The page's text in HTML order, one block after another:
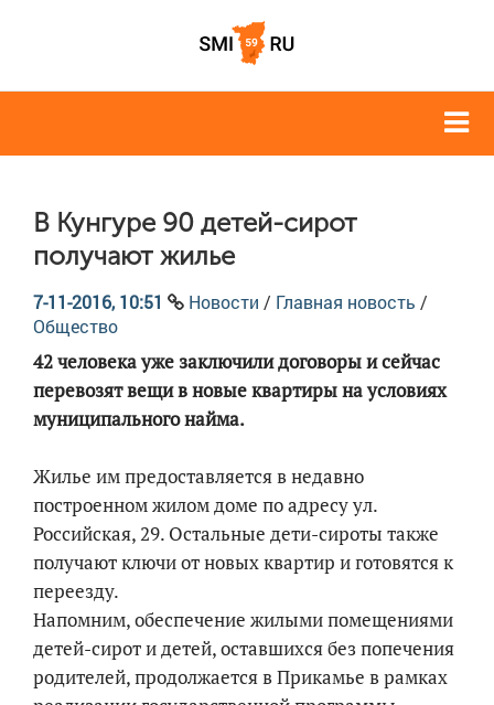
В Кунгуре 90 детей-сирот
получают жилье
7-11-2016, 10:51 Новости / Главная новость /
Общество
42 человека уже заключили договоры и сейчас
перевозят вещи в новые квартиры на условиях
муниципального найма.
Жилье им предоставляется в недавно
построенном жилом доме по адресу ул.
Российская, 29. Остальные дети-сироты также
получают ключи от новых квартир и готовятся к
переезду.
Напомним, обеспечение жилыми помещениями
детей-сирот и детей, оставшихся без попечения
родителей, продолжается в Прикамье в рамках